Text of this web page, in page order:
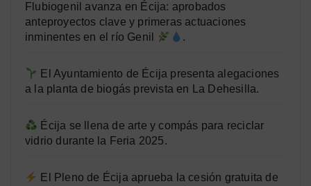
Flubiogenil avanza en Écija: aprobados
anteproyectos clave y primeras actuaciones
inminentes en el río Genil
.
El Ayuntamiento de Écija presenta alegaciones
a la planta de biogás prevista en La Dehesilla.
Écija se llena de arte y compás para reciclar
vidrio durante la Feria 2025.
El Pleno de Écija aprueba la cesión gratuita de